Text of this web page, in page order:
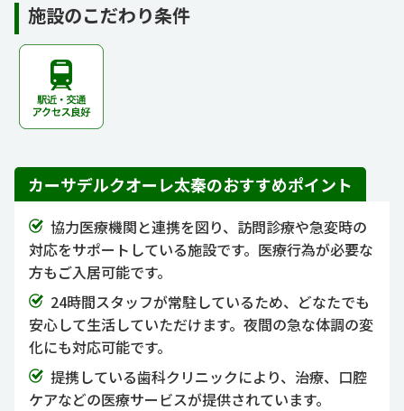
施設のこだわり条件
カーサデルクオーレ太秦のおすすめポイント
協力医療機関と連携を図り、訪問診療や急変時の
対応をサポートしている施設です。医療行為が必要な
方もご入居可能です。
24時間スタッフが常駐しているため、どなたでも
安心して生活していただけます。夜間の急な体調の変
化にも対応可能です。
提携している歯科クリニックにより、治療、口腔
ケアなどの医療サービスが提供されています。